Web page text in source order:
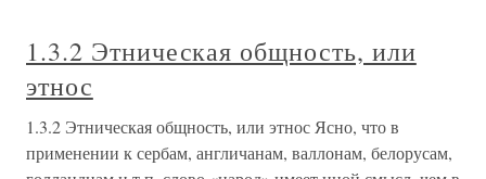
1.3.2 Этническая общность, или
этнос
1.3.2 Этническая общность, или этнос Ясно, что в
применении к сербам, англичанам, валлонам, белорусам,